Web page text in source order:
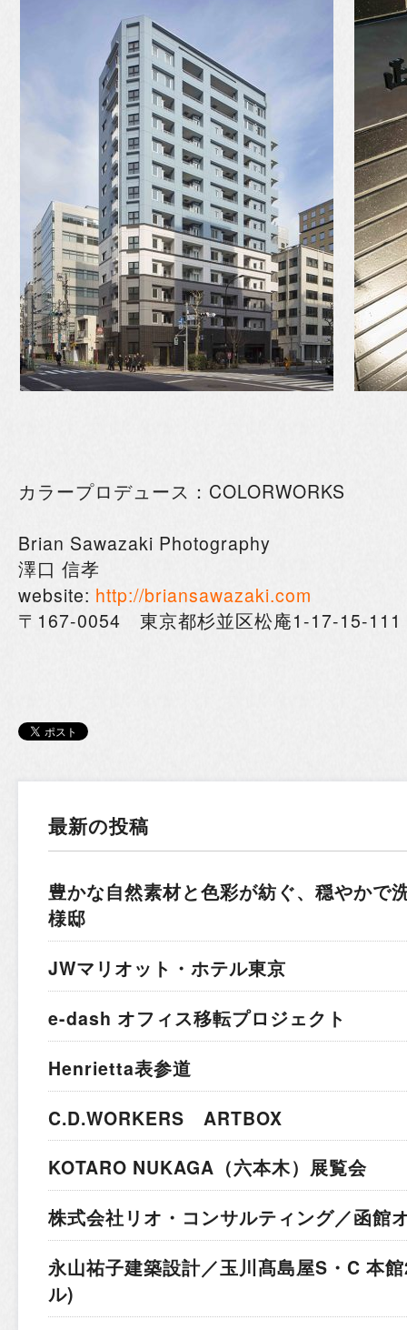
カラープロデュース：COLORWORKS
Brian Sawazaki Photography
澤口 信孝
website: http://briansawazaki.com
〒167-0054 東京都杉並区松庵1-17-15-111
最新の投稿
豊かな自然素材と色彩が紡ぐ、穏やかで
様邸
JWマリオット・ホテル東京
e-dash オフィス移転プロジェクト
Henrietta表参道
C.D.WORKERS ARTBOX
KOTARO NUKAGA（六本木）展覧会
株式会社リオ・コンサルティング／函館
永山祐子建築設計／玉川髙島屋S・C 本
ル)